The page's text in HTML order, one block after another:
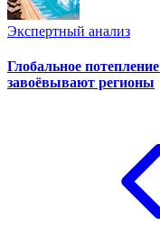
Экспертный анализ
Глобальное
завоёвывают регионы